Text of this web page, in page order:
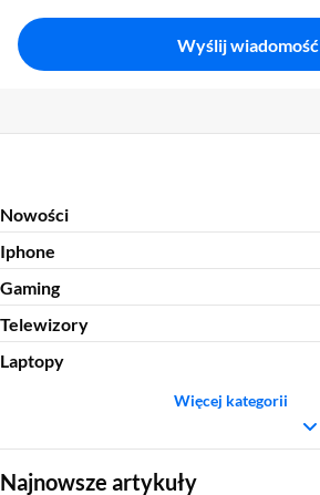
Wyślij wiadomość
Nowości
Iphone
Gaming
Telewizory
Laptopy
Więcej kategorii
Najnowsze artykuły